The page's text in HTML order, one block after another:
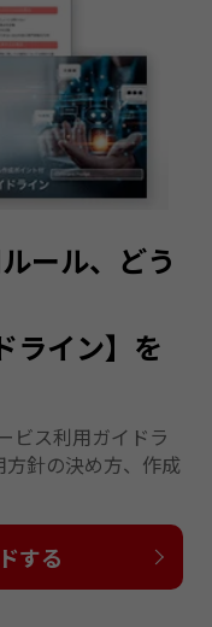
ール、どう
ライン】を
ビス利用ガイドラ
針の決め方、作成
する